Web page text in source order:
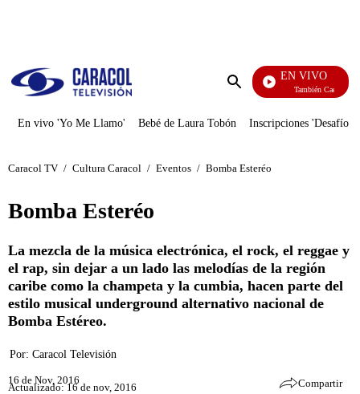
Enviar
EN VIVO
También Caerás
En vivo 'Yo Me Llamo' Bebé de Laura Tobón Inscripciones 'Desafío'
Caracol TV / Cultura Caracol / Eventos / Bomba Esteréo
Bomba Esteréo
La mezcla de la música electrónica, el rock, el reggae y
el rap, sin dejar a un lado las melodías de la región
caribe como la champeta y la cumbia, hacen parte del
estilo musical underground alternativo nacional de
Bomba Estéreo.
Por: Caracol Televisión
16 de Nov, 2016
Actualizado: 16 de nov, 2016 Compartir